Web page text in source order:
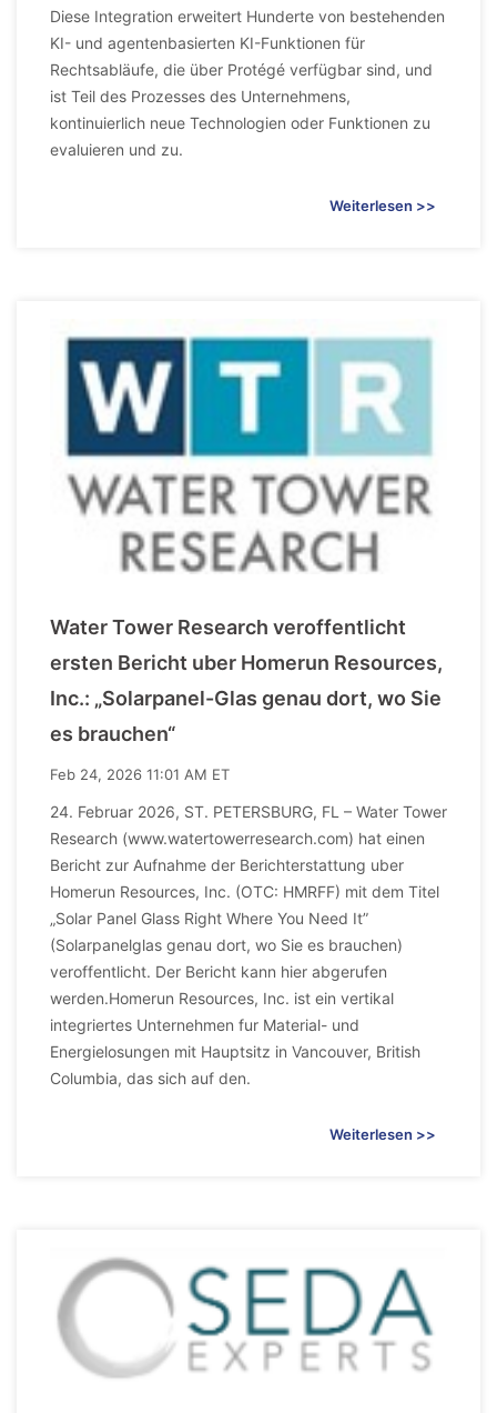
Diese Integration erweitert Hunderte von bestehenden
KI- und agentenbasierten KI-Funktionen für
Rechtsabläufe, die über Protégé verfügbar sind, und
ist Teil des Prozesses des Unternehmens,
kontinuierlich neue Technologien oder Funktionen zu
evaluieren und zu.
Weiterlesen >>
Water Tower Research veroffentlicht
ersten Bericht uber Homerun Resources,
Inc.: „Solarpanel-Glas genau dort, wo Sie
es brauchen“
Feb 24, 2026 11:01 AM ET
24. Februar 2026, ST. PETERSBURG, FL – Water Tower
Research (www.watertowerresearch.com) hat einen
Bericht zur Aufnahme der Berichterstattung uber
Homerun Resources, Inc. (OTC: HMRFF) mit dem Titel
„Solar Panel Glass Right Where You Need It”
(Solarpanelglas genau dort, wo Sie es brauchen)
veroffentlicht. Der Bericht kann hier abgerufen
werden.Homerun Resources, Inc. ist ein vertikal
integriertes Unternehmen fur Material- und
Energielosungen mit Hauptsitz in Vancouver, British
Columbia, das sich auf den.
Weiterlesen >>